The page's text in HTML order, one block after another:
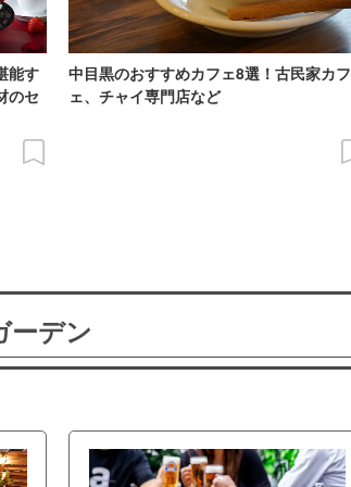
能す
のセ
中目黒のおすすめカフェ8選！古民家カフ
ェ、チャイ専門店など
ーデン